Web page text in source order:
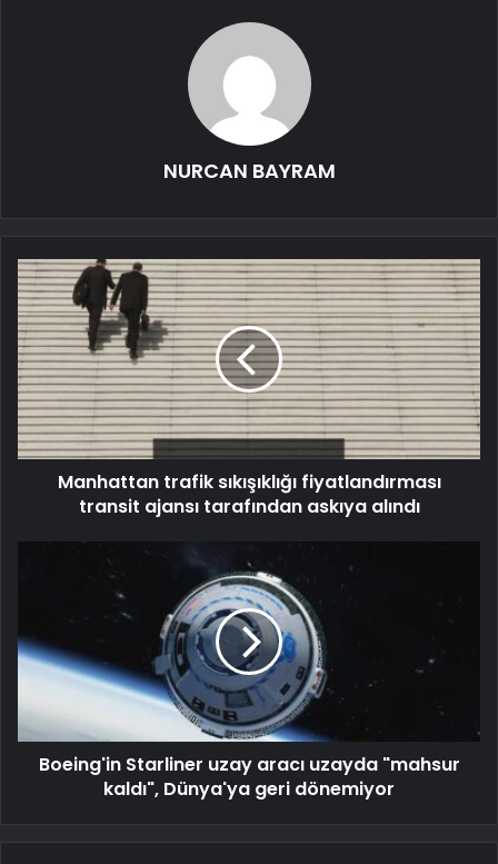
NURCAN BAYRAM
Manhattan trafik sıkışıklığı fiyatlandırması
transit ajansı tarafından askıya alındı
Boeing'in Starliner uzay aracı uzayda "mahsur
kaldı", Dünya'ya geri dönemiyor